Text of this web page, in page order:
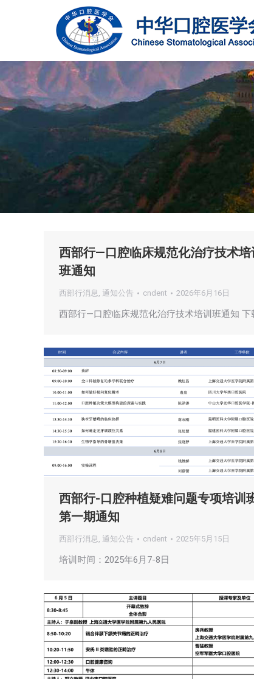
西部行—口腔临床规范化治疗技术培
班通知
西部行消息, 通知公告 cndent 2026年6月16日
西部行—口腔临床规范化治疗技术培训班通知 下
西部行-口腔种植疑难问题专项培训
第一期通知
西部行消息, 通知公告 cndent 2025年5月15日
培训时间：2025年6月7-8日